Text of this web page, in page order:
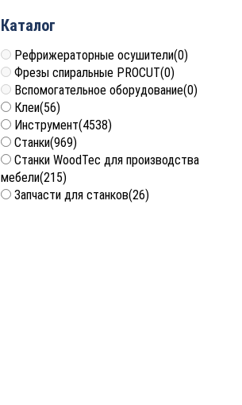
Каталог
Рефрижераторные осушители(0)
Фрезы спиральные PROCUT(0)
Вспомогательное оборудование(0)
Клеи(56)
Инструмент(4538)
Станки(969)
Станки WoodTec для производства
мебели(215)
Запчасти для станков(26)